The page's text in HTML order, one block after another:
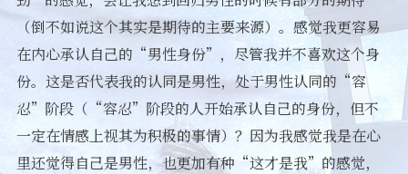
（倒不如说这个其实是期待的主要来源）。感觉我更容易
在内心承认自己的“男性身份”，尽管我并不喜欢这个身
份。这是否代表我的认同是男性，处于男性认同的“容
忍”阶段（“容忍”阶段的人开始承认自己的身份，但不
一定在情感上视其为积极的事情）？因为我感觉我是在心
里还觉得自己是男性，也更加有种“这才是我”的感觉，